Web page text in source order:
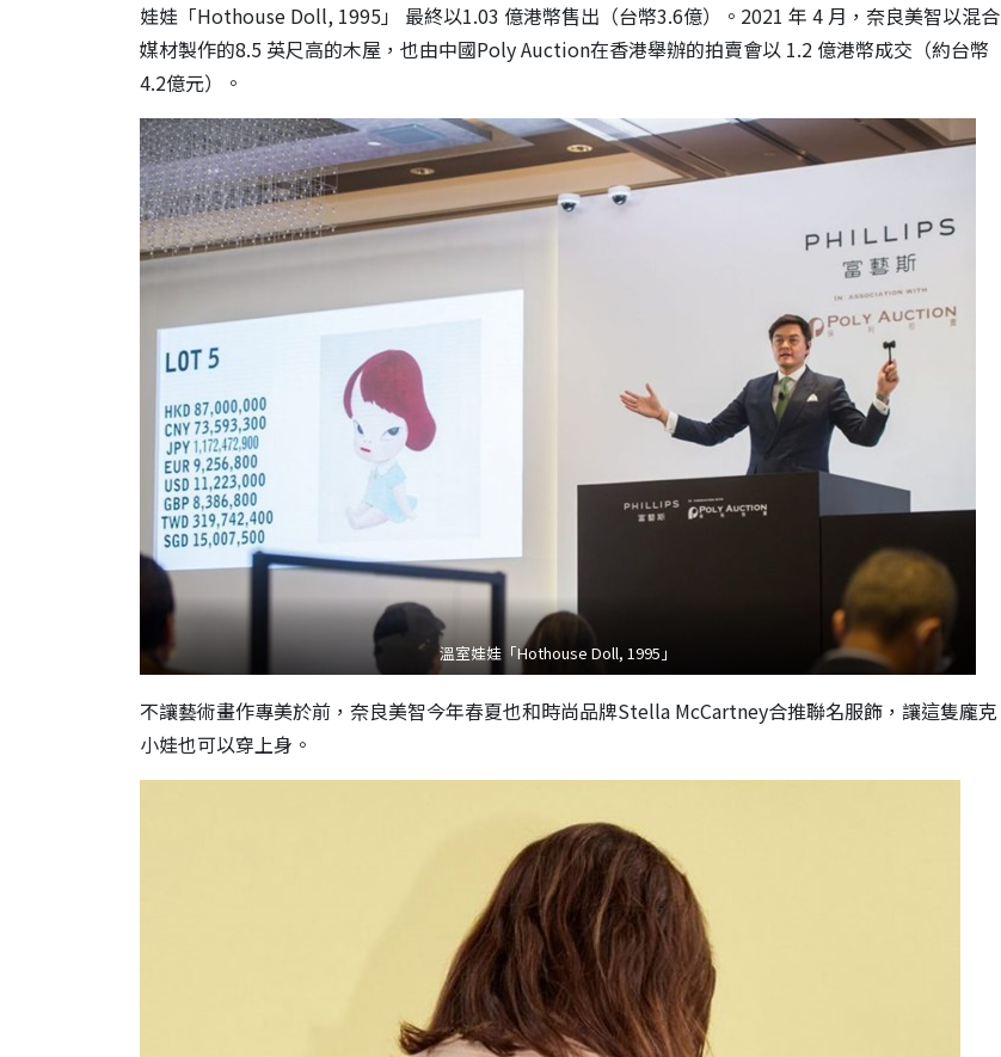
娃娃「Hothouse Doll, 1995」 最終以1.03 億港幣售出（台幣3.6億）。2021 年 4 月，奈良美智以混合
媒材製作的8.5 英尺高的木屋，也由中國Poly Auction在香港舉辦的拍賣會以 1.2 億港幣成交（約台幣
4.2億元）。
溫室娃娃「Hothouse Doll, 1995」
不讓藝術畫作專美於前，奈良美智今年春夏也和時尚品牌Stella McCartney合推聯名服飾，讓這隻龐克
小娃也可以穿上身。